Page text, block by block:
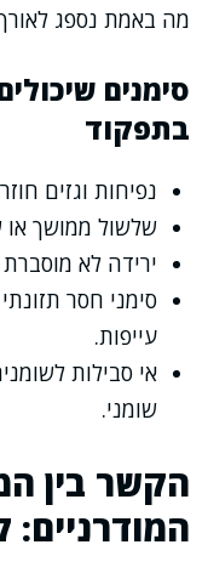
מה באמת נספג
סימנים
בתפקוד
נפיחות וגזים
שלשול ממושך או
ירידה לא
סימני חסר
עייפות.
אי סבילות
שומני.
הקשר בין
המודרניים: